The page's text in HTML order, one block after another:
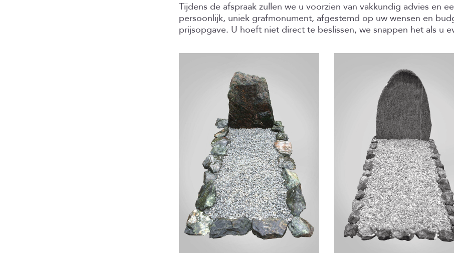
Tijdens de afspraak zullen we u voorzien van vakkundig advies en
persoonlijk, uniek grafmonument, afgestemd op uw wensen en
prijsopgave. U hoeft niet direct te beslissen, we snappen het als u